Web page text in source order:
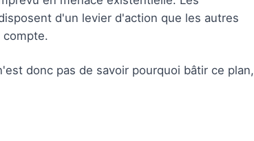
d'un levier d'action que les autres
compte.
donc pas de savoir pourquoi bâtir ce plan,